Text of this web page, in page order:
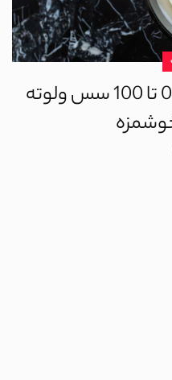
طرز تهیه سس ولوته | 0 تا 100 سس ولوته